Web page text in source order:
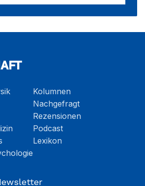
Kolumnen
Nachgefragt
Rezensionen
Podcast
Lexikon